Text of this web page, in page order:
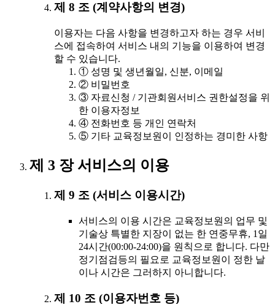
제 8 조 (계약사항의 변경)
이용자는 다음 사항을 변경하고자 하는 경우 서비
스에 접속하여 서비스 내의 기능을 이용하여 변경
할 수 있습니다.
① 성명 및 생년월일, 신분, 이메일
② 비밀번호
③ 자료신청 / 기관회원서비스 권한설정을 위
한 이용자정보
④ 전화번호 등 개인 연락처
⑤ 기타 교육정보원이 인정하는 경미한 사항
제 3 장 서비스의 이용
제 9 조 (서비스 이용시간)
서비스의 이용 시간은 교육정보원의 업무 및
기술상 특별한 지장이 없는 한 연중무휴, 1일
24시간(00:00-24:00)을 원칙으로 합니다. 다만
정기점검등의 필요로 교육정보원이 정한 날
이나 시간은 그러하지 아니합니다.
제 10 조 (이용자번호 등)